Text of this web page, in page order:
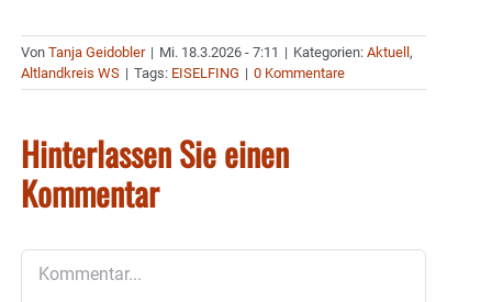
Von Tanja Geidobler | Mi. 18.3.2026 - 7:11 | Kategorien: Aktuell ,
Altlandkreis WS | Tags: EISELFING | 0 Kommentare
Hinterlassen Sie einen
Kommentar